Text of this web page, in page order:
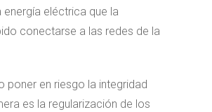
eléctrica que la
conectarse a las redes de la
poner en riesgo la integridad
es la regularización de los